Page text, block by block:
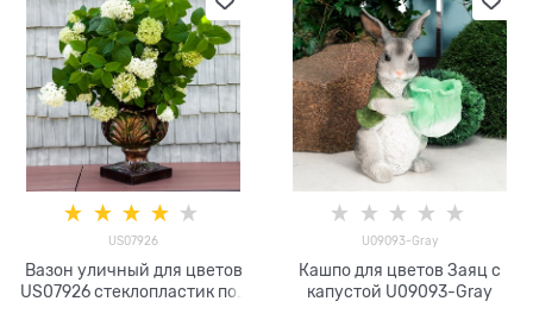
US07926
Вазон уличный для цветов
US07926 стеклопластик под
U09093-Gray
Кашпо для цветов Заяц с
капустой U09093-Gray